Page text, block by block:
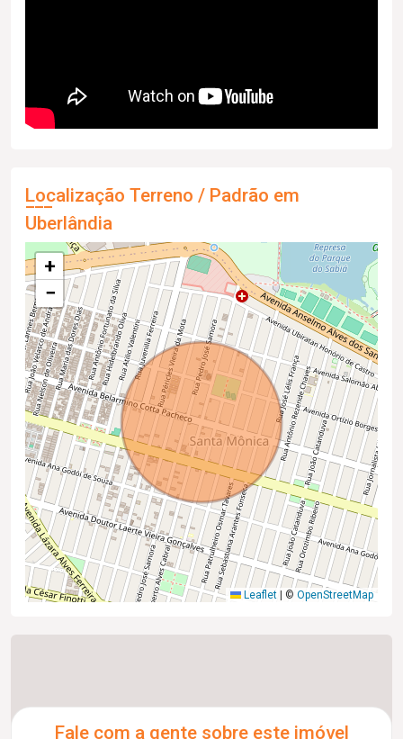
Localização Terreno / Padrão em
Uberlândia
+
−
Leaflet | © OpenStreetMap
Fale com a gente sobre este imóvel